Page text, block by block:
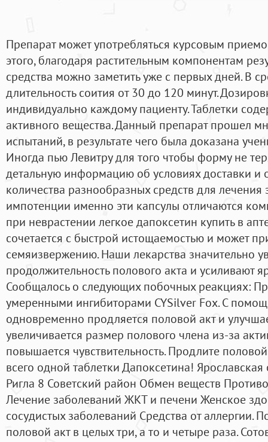
Препарат может употребляться курсовым
этого, благодаря растительным компонентам
средства можно заметить уже с первых дней. В
длительность соития от 30 до 120 минут.
индивидуально каждому пациенту. Таблетки
активного вещества. Данный препарат прошел
испытаний, в результате чего была доказана
Иногда пью Левитру для того чтобы форму не
детальную информацию об условиях доставки и
количества разнообразных средств для
импотенции именно эти капсулы отличаются
при неврастении легкое дапоксетин купить в
сочетается с быстрой истощаемостью и может
семяизвержению. Наши лекарства значительно
продолжительность полового акта и усиливают
Сообщалось о следующих побочных реакциях:
умеренными ингибиторами CYSilver Fox. С
одновременно продляется половой акт и
увеличивается размер полового члена из-за
повышается чувствительность. Продлите
всего одной таблетки Дапоксетина!
Ригла 8 Советский район Обмен веществ
Лечение заболеваний ЖКТ и печени Женское
сосудистых заболеваний Средства от аллергии.
половой акт в целых три, а то и четыре раза.